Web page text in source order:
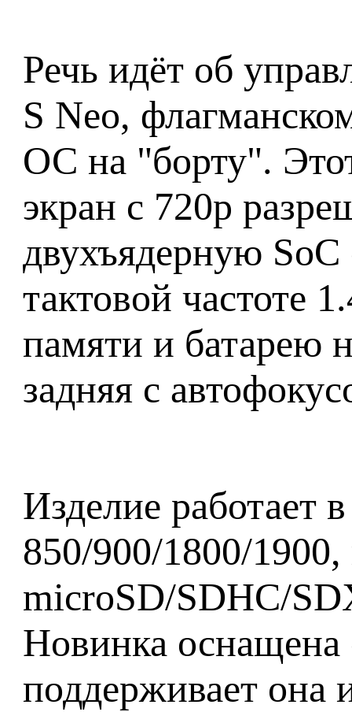
Речь идёт об
S Neo,
ОС на "борту".
экран с 720p
двухъядерную
тактовой частоте
памяти и батарею
задняя с
Изделие работает
850/900/1800/1900,
microSD/SDHC/
Новинка оснащена
поддерживает она